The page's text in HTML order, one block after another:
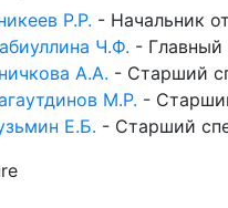
Р.Р. - Начальник
Ч.Ф. - Главный
А.А. - Старший
М.Р. -
Е.Б. - Старший